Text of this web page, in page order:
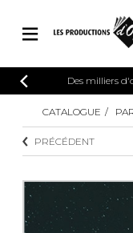
CATALOGUE
Explorez notre
riche en œuvres
arrangements de
PARTITIONS POUR
Des milliers
riche en œuvres
arrangements de
CATALOGUE
PRÉCÉDENT